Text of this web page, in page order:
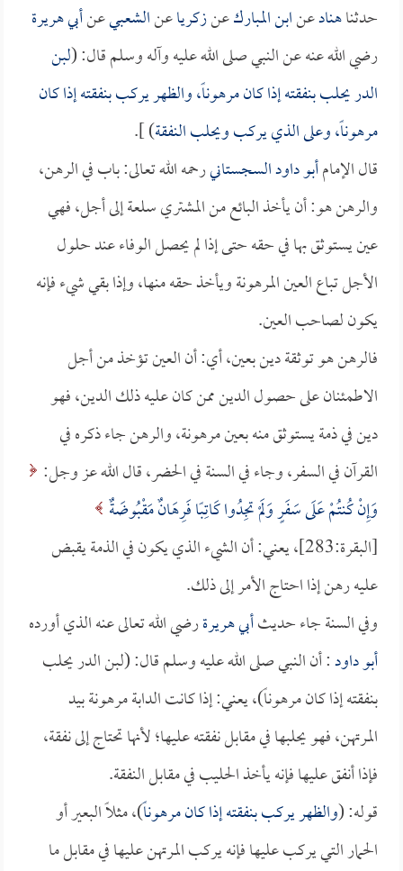
حدثناهنادعنابن المباركعنزكرياعنالشعبيعنأبي هريرة
رضي الله عنه عن النبي صلى الله عليه وآله وسلم قال: (لبن
الدر يحلب بنفقته إذا كان مرهوناً، والظهر يركب بنفقته إذا كان
مرهوناً، وعلى الذي يركب ويحلب النفقة) ].
قال الإمامأبو داود السجستانيرحمه الله تعالى: باب في الرهن،
والرهن هو: أن يأخذ البائع من المشتري سلعة إلى أجل، فهي
عين يستوثق بها في حقه حتى إذا لم يحصل الوفاء عند حلول
الأجل تباع العين المرهونة ويأخذ حقه منها، وإذا بقي شيء فإنه
يكون لصاحب العين.
فالرهن هو توثقة دين بعين، أي: أن العين تؤخذ من أجل
الاطمئنان على حصول الدين ممن كان عليه ذلك الدين، فهو
دين في ذمة يستوثق منه بعين مرهونة، والرهن جاء ذكره في
القرآن في السفر، وجاء في السنة في الحضر، قال الله عز وجل:
وَإِنْ كُنتُمْ عَلَى سَفَرٍ وَلَمْ تجِدُوا كَاتِبًا فَرِهَانٌ مَقْبُوضَةٌ
[البقرة:283]، يعني: أن الشيء الذي يكون في الذمة يقبض
عليه رهن إذا احتاج الأمر إلى ذلك.
وفي السنة جاء حديثأبي هريرةرضي الله تعالى عنه الذي أورده
أبو داود: أن النبي صلى الله عليه وسلم قال: (لبن الدر يحلب
بنفقته إذا كان مرهوناً)، يعني: إذا كانت الدابة مرهونة بيد
المرتهن، فهو يحلبها في مقابل نفقته عليها؛ لأنها تحتاج إلى نفقة،
فإذا أنفق عليها فإنه يأخذ الحليب في مقابل النفقة.
قوله: (والظهر يركب بنفقته إذا كان مرهوناً)، مثلاً البعير أو
الحمار التي يركب عليها فإنه يركب المرتهن عليها في مقابل ما